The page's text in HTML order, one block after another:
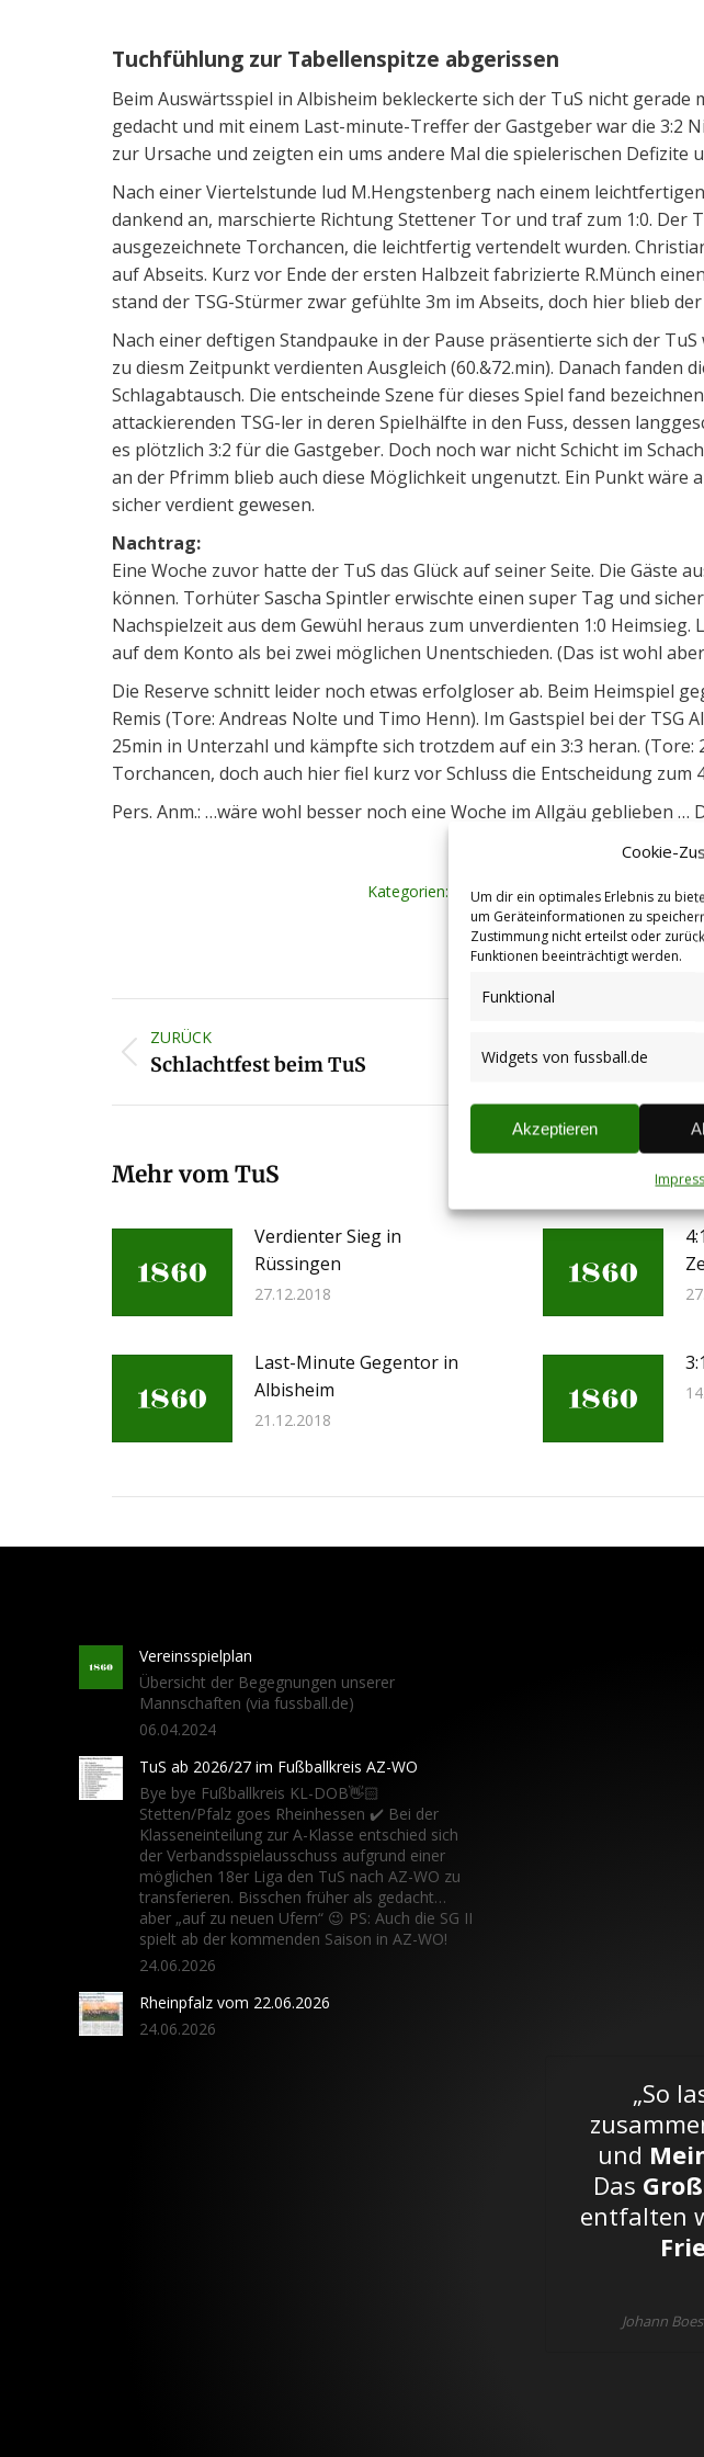
Cookie-
Um dir ein optimales Erlebnis zu
um Geräteinformationen zu
Zustimmung nicht erteilst oder
Funktionen beeinträchtigt werden.
Funktional
Widgets von fussball.de
Akzeptieren
Tuchfühlung zur Tabellenspitze abgerissen
Beim Auswärtsspiel in Albisheim bekleckerte sich der TuS nicht
gedacht und mit einem Last-minute-Treffer der Gastgeber war die
zur Ursache und zeigten ein ums andere Mal die spielerischen
Nach einer Viertelstunde lud M.Hengstenberg nach einem
dankend an, marschierte Richtung Stettener Tor und traf zum 1:0. Der
ausgezeichnete Torchancen, die leichtfertig vertendelt wurden.
auf Abseits. Kurz vor Ende der ersten Halbzeit fabrizierte R.Münch
stand der TSG-Stürmer zwar gefühlte 3m im Abseits, doch hier blieb
Nach einer deftigen Standpauke in der Pause präsentierte sich der
zu diesm Zeitpunkt verdienten Ausgleich (60.&72.min). Danach
Schlagabtausch. Die entscheinde Szene für dieses Spiel fand
attackierenden TSG-ler in deren Spielhälfte in den Fuss, dessen
es plötzlich 3:2 für die Gastgeber. Doch noch war nicht Schicht im
an der Pfrimm blieb auch diese Möglichkeit ungenutzt. Ein Punkt
sicher verdient gewesen.
Nachtrag:
Eine Woche zuvor hatte der TuS das Glück auf seiner Seite. Die
können. Torhüter Sascha Spintler erwischte einen super Tag und
Nachspielzeit aus dem Gewühl heraus zum unverdienten 1:0
auf dem Konto als bei zwei möglichen Unentschieden. (Das ist wohl
Die Reserve schnitt leider noch etwas erfolgloser ab. Beim Heimspiel
Remis (Tore: Andreas Nolte und Timo Henn). Im Gastspiel bei der
25min in Unterzahl und kämpfte sich trotzdem auf ein 3:3 heran.
Torchancen, doch auch hier fiel kurz vor Schluss die Entscheidung
Pers. Anm.: …wäre wohl besser noch eine Woche im Allgäu geblieben …
Kategorien: Spielberichte Aktive,
Schlagwörter:
Aktive
ZURÜCK
Vorheriger
Schlachtfest beim TuS
Mehr vom TuS
Verdienter Sieg in
Rüssingen
27.12.2018
Last-Minute Gegentor in
Albisheim
21.12.2018
Vereinsspielplan
Übersicht der Begegnungen unserer
Mannschaften (via fussball.de)
06.04.2024
TuS ab 2026/27 im Fußballkreis AZ-WO
Bye bye Fußballkreis KL-DOB👋🏻
Stetten/Pfalz goes Rheinhessen ✔️ Bei der
Klasseneinteilung zur A-Klasse entschied sich
der Verbandsspielausschuss aufgrund einer
möglichen 18er Liga den TuS nach AZ-WO zu
transferieren. Bisschen früher als gedacht…
aber „auf zu neuen Ufern“ 😉 PS: Auch die SG II
spielt ab der kommenden Saison in AZ-WO!
24.06.2026
Rheinpfalz vom 22.06.2026
24.06.2026
„So
und
Das
entfalten
Johann